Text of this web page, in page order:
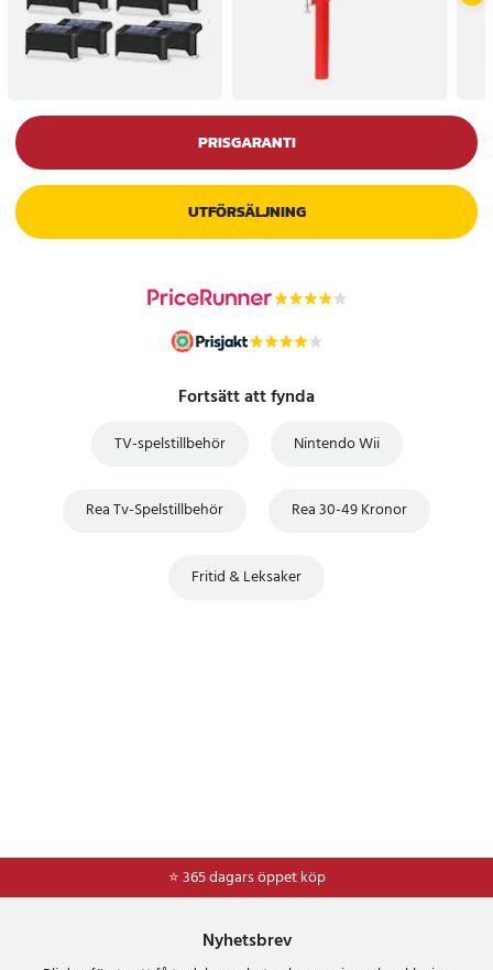
PRISGARANTI
UTFÖRSÄLJNING
Fortsätt att fynda
TV-spelstillbehör Nintendo Wii
Rea Tv-Spelstillbehör Rea 30-49 Kronor
Fritid & Leksaker
⭐ 365 dagars öppet köp
⭐Frakt 49kr *
Nyhetsbrev